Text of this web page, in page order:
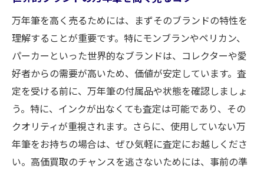
万年筆を高く売るためには、まずそのブランドの特性を
理解することが重要です。特にモンブランやペリカン、
パーカーといった世界的なブランドは、コレクターや愛
好者からの需要が高いため、価値が安定しています。査
定を受ける前に、万年筆の付属品や状態を確認しましょ
う。特に、インクが出なくても査定は可能であり、その
クオリティが重視されます。さらに、使用していない万
年筆をお持ちの場合は、ぜひ気軽に査定にお越しくださ
い。高価買取のチャンスを逃さないためには、事前の準